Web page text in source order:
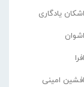
اشکان یادگاری
اشوان
افرا
افشین امینی